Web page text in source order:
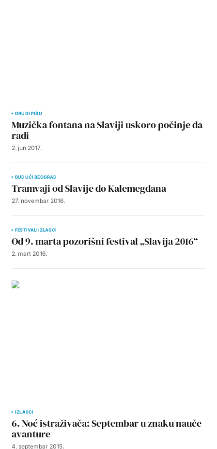
DRUGI PIŠU
Muzička fontana na Slaviji uskoro počinje da
radi
2. jun 2017.
BUDUĆI BEOGRAD
Tramvaji od Slavije do Kalemegdana
27. novembar 2016.
FESTIVALIIZLASCI
Od 9. marta pozorišni festival „Slavija 2016“
2. mart 2016.
IZLASCI
6. Noć istraživača: Septembar u znaku nauče
avanture
4. septembar 2015.